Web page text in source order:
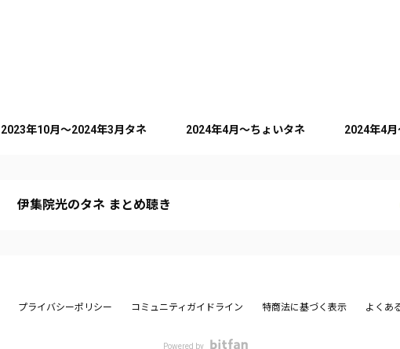
2023年10月～2024年3月タネ 2024年4月～ちょいタネ 2024年4月
伊集院光のタネ まとめ聴き
プライバシーポリシー コミュニティガイドライン 特商法に基づく表示 よくあ
Powered by